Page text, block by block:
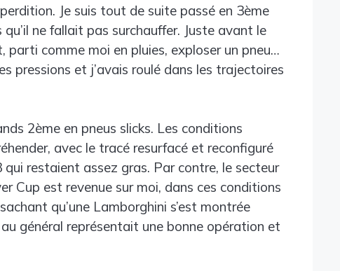
Je suis tout de suite passé en 3ème
ne fallait pas surchauffer. Juste avant le
parti comme moi en pluies, exploser un pneu…
pressions et j’avais roulé dans les trajectoires
2ème en pneus slicks. Les conditions
avec le tracé resurfacé et reconfiguré
restaient assez gras. Par contre, le secteur
Cup est revenue sur moi, dans ces conditions
qu’une Lamborghini s’est montrée
général représentait une bonne opération et